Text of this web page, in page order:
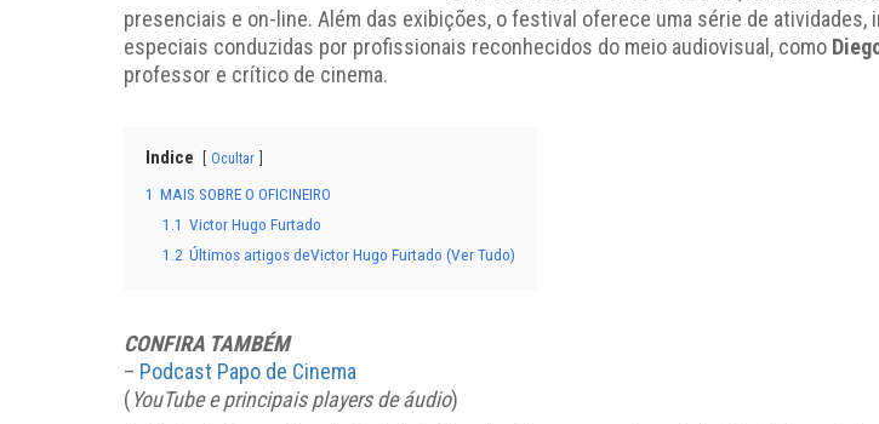
presenciais e on-line. Além das exibições, o festival oferece uma série de atividades,
especiais conduzidas por profissionais reconhecidos do meio audiovisual, como
professor e crítico de cinema.
Indice Ocultar
1 MAIS SOBRE O OFICINEIRO
1.1 Victor Hugo Furtado
1.2 Últimos artigos deVictor Hugo Furtado (Ver Tudo)
CONFIRA TAMBÉM
– Podcast Papo de Cinema
(YouTube e principais players de áudio)